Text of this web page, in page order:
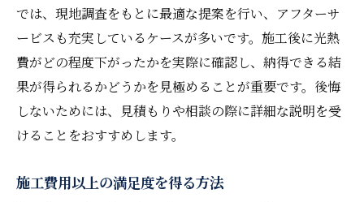
では、現地調査をもとに最適な提案を行い、アフターサ
ービスも充実しているケースが多いです。施工後に光熱
費がどの程度下がったかを実際に確認し、納得できる結
果が得られるかどうかを見極めることが重要です。後悔
しないためには、見積もりや相談の際に詳細な説明を受
けることをおすすめします。
施工費用以上の満足度を得る方法